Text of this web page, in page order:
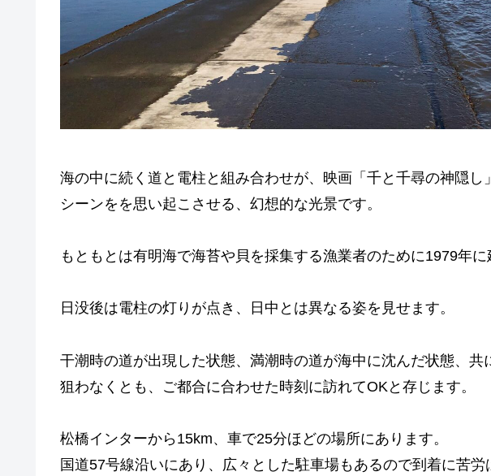
海の中に続く道と電柱と組み合わせが、映画「千と千尋の神隠
シーンをを思い起こさせる、幻想的な光景です。
もともとは有明海で海苔や貝を採集する漁業者のために1979年に
日没後は電柱の灯りが点き、日中とは異なる姿を見せます。
干潮時の道が出現した状態、満潮時の道が海中に沈んだ状態、共
狙わなくとも、ご都合に合わせた時刻に訪れてOKと存じます。
松橋インターから15km、車で25分ほどの場所にあります。
国道57号線沿いにあり、広々とした駐車場もあるので到着に苦労